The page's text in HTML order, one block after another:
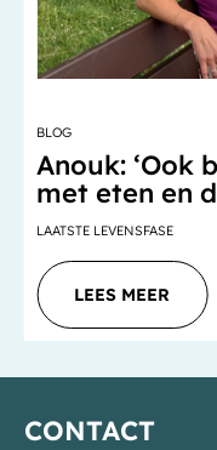
BLOG
Anouk: ‘Ook
met eten en
LAATSTE LEVENSFASE
LEES MEER
CONTACT